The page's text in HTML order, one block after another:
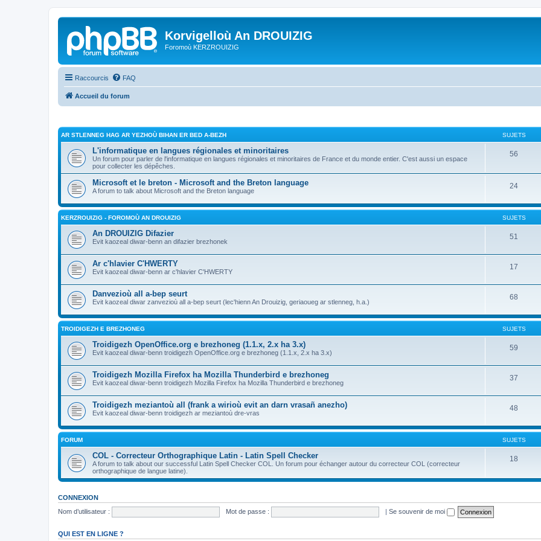
Korvigelloù An DROUIZIG
Foromoù KERZROUIZIG
Raccourcis FAQ
Accueil du forum
AR STLENNEG HAG AR YEZHOÙ BIHAN ER BED A-BEZH SUJETS
L'informatique en langues régionales et minoritaires
Un forum pour parler de l'informatique en langues régionales et minoritaires de France et du monde entier. C'est aussi un espace
pour collecter les dépêches.
56
Microsoft et le breton - Microsoft and the Breton language
A forum to talk about Microsoft and the Breton language
24
KERZROUIZIG - FOROMOÙ AN DROUIZIG SUJETS
An DROUIZIG Difazier
Evit kaozeal diwar-benn an difazier brezhonek
51
Ar c'hlavier C'HWERTY
Evit kaozeal diwar-benn ar c'hlavier C'HWERTY
17
Danvezioù all a-bep seurt
Evit kaozeal diwar zanvezioù all a-bep seurt (lec'hienn An Drouizig, geriaoueg ar stlenneg, h.a.)
68
TROIDIGEZH E BREZHONEG SUJETS
Troidigezh OpenOffice.org e brezhoneg (1.1.x, 2.x ha 3.x)
Evit kaozeal diwar-benn troidigezh OpenOffice.org e brezhoneg (1.1.x, 2.x ha 3.x)
59
Troidigezh Mozilla Firefox ha Mozilla Thunderbird e brezhoneg
Evit kaozeal diwar-benn troidigezh Mozilla Firefox ha Mozilla Thunderbird e brezhoneg
37
Troidigezh meziantoù all (frank a wirioù evit an darn vrasañ anezho)
Evit kaozeal diwar-benn troidigezh ar meziantoù dre-vras
48
FORUM SUJETS
COL - Correcteur Orthographique Latin - Latin Spell Checker
A forum to talk about our successful Latin Spell Checker COL. Un forum pour échanger autour du correcteur COL (correcteur
orthographique de langue latine).
18
CONNEXION
Nom d’utilisateur :
Mot de passe : | Se souvenir de moi
QUI EST EN LIGNE ?